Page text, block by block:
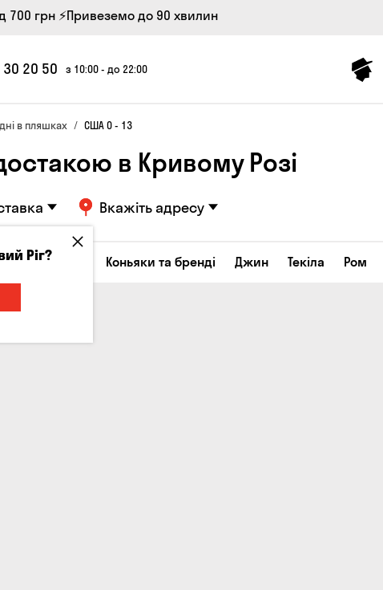
700 грн ⚡Привеземо до 90 хвилин
20 50 з 10:00 - до 22:00
в пляшках США 0 - 13
в Кривому Розі
Вкажіть адресу
та настоянки Коньяки та бренді Джин Текіла Ром
Ріг?